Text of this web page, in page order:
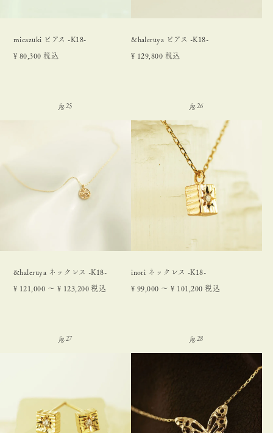
micazuki ピアス -K18-
¥ 80,300 税込
&haleruya ピアス -K18-
¥ 129,800 税込
&haleruya ネックレス -K18-
¥ 121,000 〜 ¥ 123,200 税込
inori ネックレス -K18-
¥ 99,000 〜 ¥ 101,200 税込